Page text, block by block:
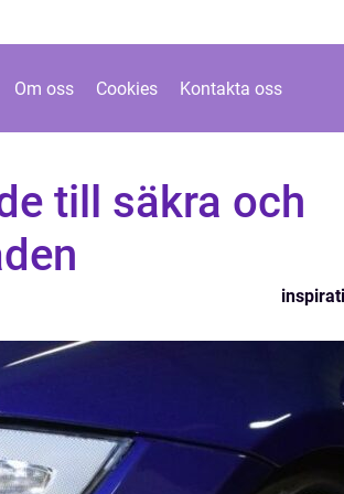
Om oss Cookies Kontakta oss
till säkra och